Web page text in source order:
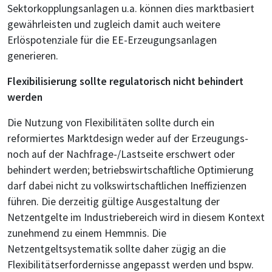
Sektorkopplungsanlagen u.a. können dies marktbasiert
gewährleisten und zugleich damit auch weitere
Erlöspotenziale für die EE-Erzeugungsanlagen
generieren.
Flexibilisierung sollte regulatorisch nicht behindert
werden
Die Nutzung von Flexibilitäten sollte durch ein
reformiertes Marktdesign weder auf der Erzeugungs-
noch auf der Nachfrage-/Lastseite erschwert oder
behindert werden; betriebswirtschaftliche Optimierung
darf dabei nicht zu volkswirtschaftlichen Ineffizienzen
führen. Die derzeitig gültige Ausgestaltung der
Netzentgelte im Industriebereich wird in diesem Kontext
zunehmend zu einem Hemmnis. Die
Netzentgeltsystematik sollte daher zügig an die
Flexibilitätserfordernisse angepasst werden und bspw.